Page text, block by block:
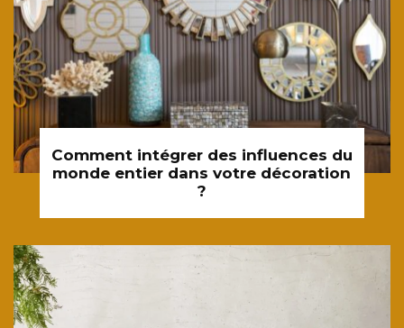
Comment intégrer des influences du
monde entier dans votre décoration
?